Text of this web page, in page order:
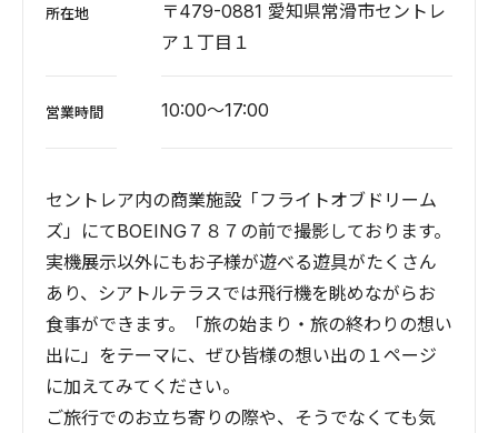
所在地
〒479-0881 愛知県常滑市セントレ
ア１丁目１
営業時間 10:00～17:00
セントレア内の商業施設「フライトオブドリーム
ズ」にてBOEING７８７の前で撮影しております。
実機展示以外にもお子様が遊べる遊具がたくさん
あり、シアトルテラスでは飛行機を眺めながらお
食事ができます。「旅の始まり・旅の終わりの想い
出に」をテーマに、ぜひ皆様の想い出の１ページ
に加えてみてください。
ご旅行でのお立ち寄りの際や、そうでなくても気